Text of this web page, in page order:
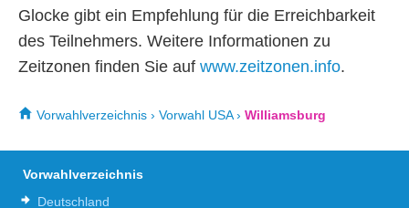
Glocke gibt ein Empfehlung für die Erreichbarkeit
des Teilnehmers. Weitere Informationen zu
Zeitzonen finden Sie auf www.zeitzonen.info.
Vorwahlverzeichnis › Vorwahl USA› Williamsburg
Vorwahlverzeichnis
Deutschland